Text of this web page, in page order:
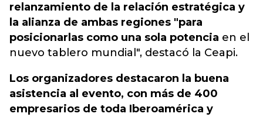
relanzamiento de la relación estratégica y
la alianza de ambas regiones "para
posicionarlas como una sola potencia en el
nuevo tablero mundial", destacó la Ceapi.
Los organizadores destacaron la buena
asistencia al evento, con más de 400
empresarios de toda Iberoamérica y